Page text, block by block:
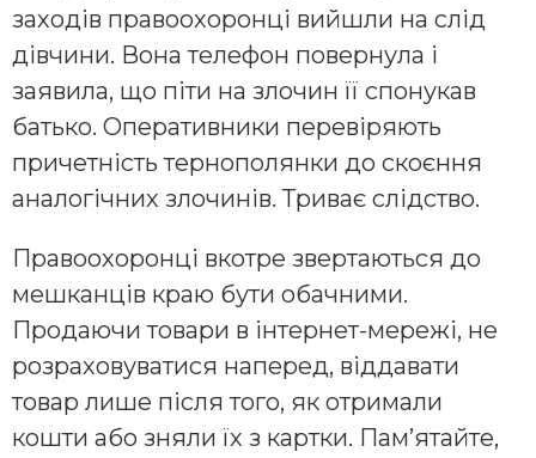
заходів правоохоронці вийшли на слід
дівчини. Вона телефон повернула і
заявила, що піти на злочин її спонукав
батько. Оперативники перевіряють
причетність тернополянки до скоєння
аналогічних злочинів. Триває слідство.
Правоохоронці вкотре звертаються до
мешканців краю бути обачними.
Продаючи товари в інтернет-мережі, не
розраховуватися наперед, віддавати
товар лише після того, як отримали
кошти або зняли їх з картки. Пам’ятайте,